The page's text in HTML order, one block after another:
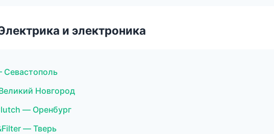
и электроника
Новгород
— Оренбург
— Тверь